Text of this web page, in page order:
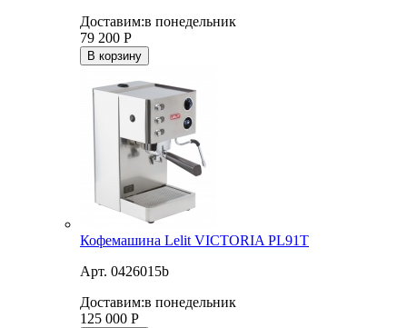
Доставим:в понедельник
79 200 Р
В корзину
Кофемашина Lelit VICTORIA PL91T
Арт. 0426015b
Доставим:в понедельник
125 000 Р